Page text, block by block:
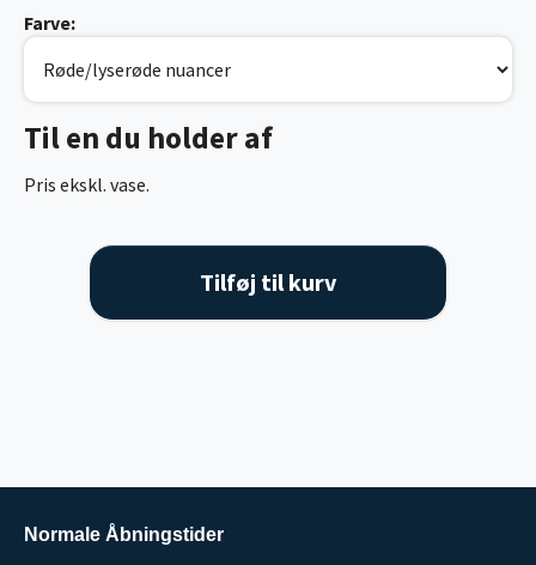
Til en du holder af
Pris ekskl. vase.
Farve:
Tilføj til kurv
Normale Åbningstider